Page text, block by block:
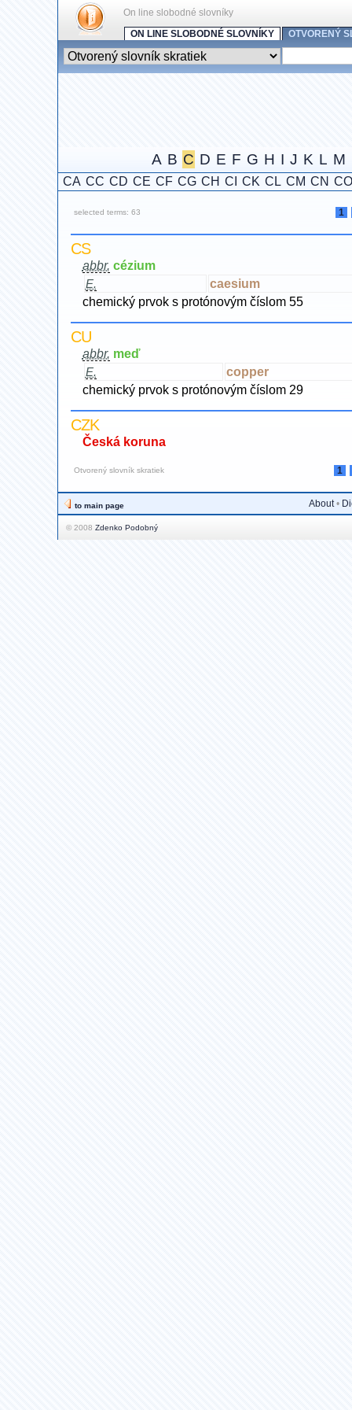
On line slobodné slovníky
ON LINE SLOBODNÉ SLOVNÍKY
OTVORENÝ
A B C D E F G H I J K L M
CA CC CD CE CF CG CH CI CK CL CM CN CO
selected terms: 63 1
CS
abbr. cézium
E.
caesium
chemický prvok s protónovým číslom 55
CU
abbr. meď
E.
copper
chemický prvok s protónovým číslom 29
CZK
Česká koruna
Otvorený slovník skratiek 1
to main page About•
© 2008 Zdenko Podobný